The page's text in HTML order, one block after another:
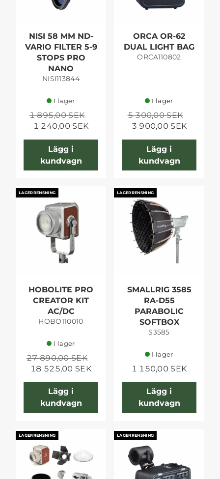
NISI 58 MM ND-
VARIO FILTER 5-9
STOPS PRO
NANO
NISI113844
I lager
1 895,00 SEK
1 240,00 SEK
Lägg i
kundvagn
ORCA OR-62
DUAL LIGHT BAG
ORCA110802
I lager
5 300,00 SEK
3 900,00 SEK
Lägg i
kundvagn
LAGERRENSNING
HOBOLITE PRO
CREATOR KIT
AC/DC
HOBO110010
I lager
27 890,00 SEK
18 525,00 SEK
Lägg i
kundvagn
LAGERRENSNING
SMALLRIG 3585
RA-D55
PARABOLIC
SOFTBOX
S3585
I lager
1 150,00 SEK
Lägg i
kundvagn
LAGERRENSNING LAGERRENSNING